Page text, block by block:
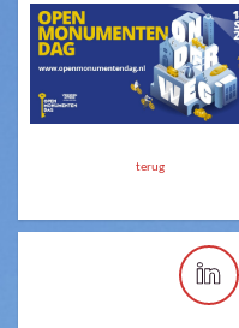
terug